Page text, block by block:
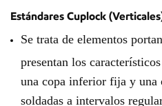
Estándares Cuplock
Se trata de elementos
presentan los
una copa inferior fija y una
soldadas a intervalos